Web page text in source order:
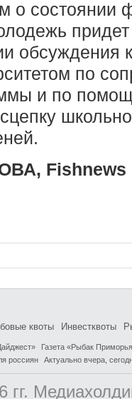
о состоянии
обсуждения
по
и по
Fishnews
квоты Инвестквоты
Газета «Рыбак
россиян Актуально вчера,